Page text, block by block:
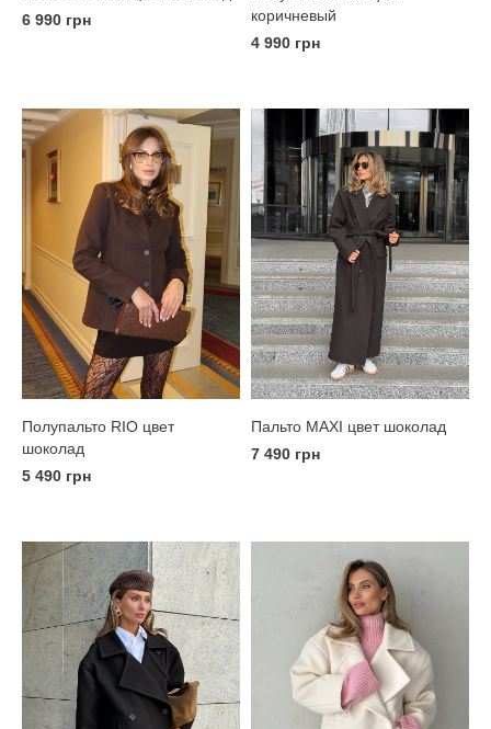
6 990 грн
коричневый
4 990 грн
Полупальто RIO цвет
шоколад
5 490 грн
Пальто MAXI цвет шоколад
7 490 грн